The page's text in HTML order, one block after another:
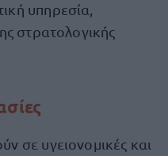
υπηρεσία,
στρατολογικής
σε υγειονομικές και